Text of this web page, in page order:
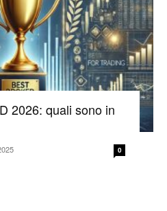
2026: quali sono in
0